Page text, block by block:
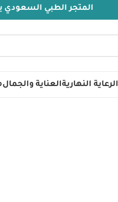
المتجر الطبي السعودي يرحب
الرعاية النهاريةالعناية والجمال